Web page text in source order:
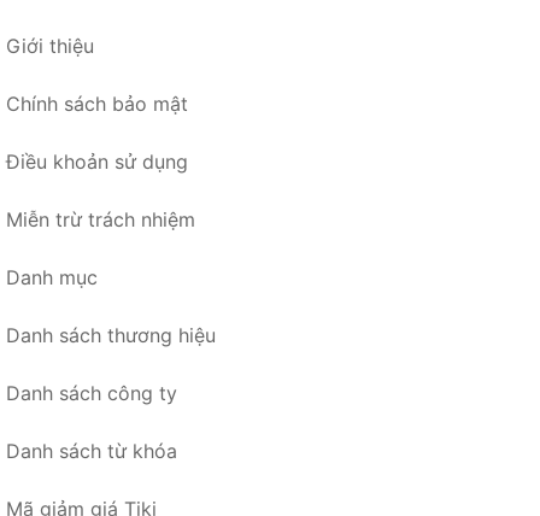
Giới thiệu
Chính sách bảo mật
Điều khoản sử dụng
Miễn trừ trách nhiệm
Danh mục
Danh sách thương hiệu
Danh sách công ty
Danh sách từ khóa
Mã giảm giá Tiki